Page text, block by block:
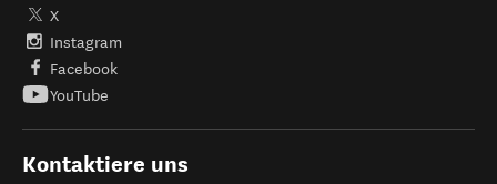
X
Instagram
Facebook
YouTube
Kontaktiere uns